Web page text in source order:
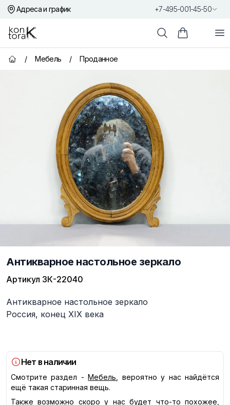
Адреса и график +7-495-001-45-50
Контора К
ПоискКорзина
Главная страница
/ Мебель / Проданное
Антикварное настольное зеркало
Артикул ЗК-22040
Описание
Антикварное настольное зеркало
Россия, конец XIX века
Нет в наличии
Смотрите раздел - Мебель , вероятно у нас найдётся
ещё такая старинная вещь.
Также возможно скоро у нас будет что-то похожее,